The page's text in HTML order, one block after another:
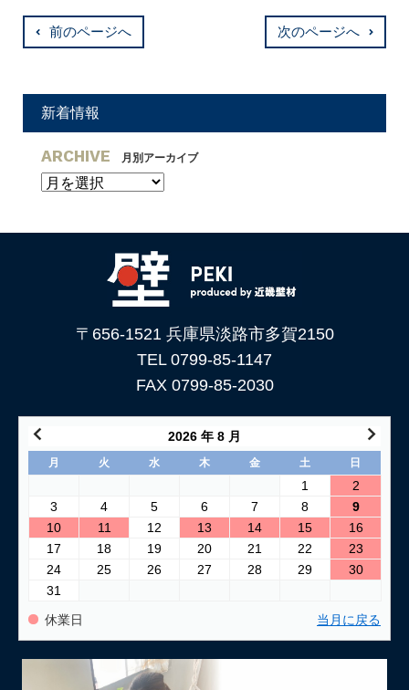
前のページへ 次のページへ
新着情報
ARCHIVE 月別アーカイブ
〒656-1521 兵庫県淡路市多賀2150
TEL 0799-85-1147
FAX 0799-85-2030
2026 年 8 月
月 火 水 木 金 土 日
1
2
3
4 5 6 7 8
9
10
11 12 13 14 15
16
17
18 19 20 21 22
23
24
25 26 27 28 29
30
31
休業日 当月に戻る